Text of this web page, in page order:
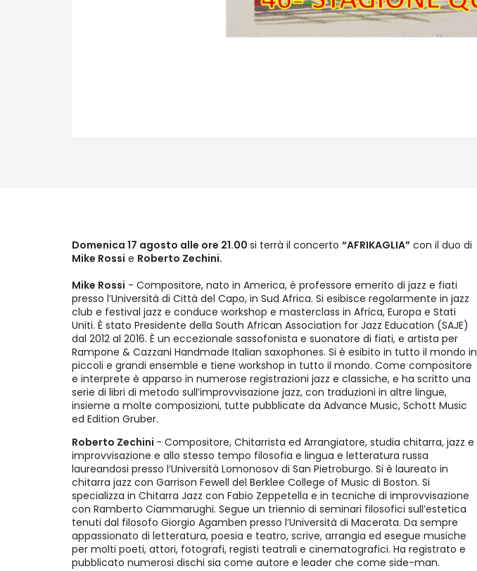
Domenica 17 agosto alle ore 21.00 si terrà il concerto “AFRIKAGLIA” con il duo di
Mike Rossi e Roberto Zechini.
Mike Rossi - Compositore, nato in America, è professore emerito di jazz e fiati
presso l’Università di Città del Capo, in Sud Africa. Si esibisce regolarmente in jazz
club e festival jazz e conduce workshop e masterclass in Africa, Europa e Stati
Uniti. È stato Presidente della South African Association for Jazz Education (SAJE)
dal 2012 al 2016. È un eccezionale sassofonista e suonatore di fiati, e artista per
Rampone & Cazzani Handmade Italian saxophones. Si è esibito in tutto il mondo in
piccoli e grandi ensemble e tiene workshop in tutto il mondo. Come compositore
e interprete è apparso in numerose registrazioni jazz e classiche, e ha scritto una
serie di libri di metodo sull’improvvisazione jazz, con traduzioni in altre lingue,
insieme a molte composizioni, tutte pubblicate da Advance Music, Schott Music
ed Edition Gruber.
Roberto Zechini - Compositore, Chitarrista ed Arrangiatore, studia chitarra, jazz e
improvvisazione e allo stesso tempo filosofia e lingua e letteratura russa
laureandosi presso l’Università Lomonosov di San Pietroburgo. Si è laureato in
chitarra jazz con Garrison Fewell del Berklee College of Music di Boston. Si
specializza in Chitarra Jazz con Fabio Zeppetella e in tecniche di improvvisazione
con Ramberto Ciammarughi. Segue un triennio di seminari filosofici sull’estetica
tenuti dal filosofo Giorgio Agamben presso l’Università di Macerata. Da sempre
appassionato di letteratura, poesia e teatro, scrive, arrangia ed esegue musiche
per molti poeti, attori, fotografi, registi teatrali e cinematografici. Ha registrato e
pubblicato numerosi dischi sia come autore e leader che come side-man.